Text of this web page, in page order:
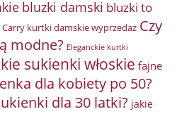
bluzki damski bluzki to
Carry kurtki damskie wyprzedaż Czy
modne? Eleganckie kurtki
sukienki włoskie fajne
dla kobiety po 50?
dla 30 latki? jakie